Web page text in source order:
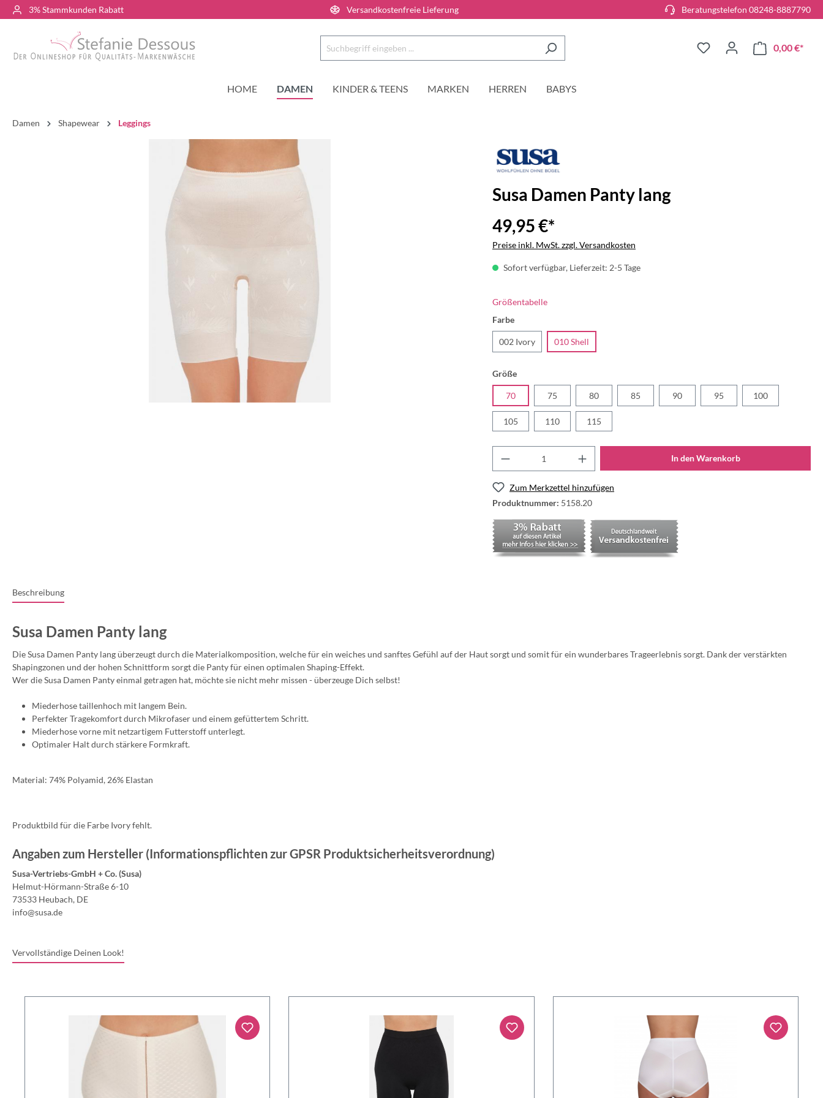
3% Stammkunden Rabatt Versandkostenfreie Lieferung Beratungstelefon 08248-8887790
0,00 €*
HOME DAMEN KINDER & TEENS MARKEN HERREN BABYS
Damen Shapewear Leggings
Susa Damen Panty lang
49,95 €*
Preise inkl. MwSt. zzgl. Versandkosten
Sofort verfügbar, Lieferzeit: 2-5 Tage
Größentabelle
Farbe
002 Ivory 010 Shell
Größe
70 75 80 85 90 95 100
105 110 115
In den Warenkorb
Zum Merkzettel hinzufügen
Produktnummer: 5158.20
Beschreibung
Susa Damen Panty lang
Die Susa Damen Panty lang überzeugt durch die Materialkomposition, welche für ein weiches und sanftes Gefühl auf der Haut sorgt und somit für ein wunderbares Trageerlebnis sorgt. Dank der verstärkten
Shapingzonen und der hohen Schnittform sorgt die Panty für einen optimalen Shaping-Effekt.
Wer die Susa Damen Panty einmal getragen hat, möchte sie nicht mehr missen - überzeuge Dich selbst!
Miederhose taillenhoch mit langem Bein.
Perfekter Tragekomfort durch Mikrofaser und einem gefüttertem Schritt.
Miederhose vorne mit netzartigem Futterstoff unterlegt.
Optimaler Halt durch stärkere Formkraft.
Material: 74% Polyamid, 26% Elastan
Produktbild für die Farbe Ivory fehlt.
Angaben zum Hersteller (Informationspflichten zur GPSR Produktsicherheitsverordnung)
Susa-Vertriebs-GmbH + Co. (Susa)
Helmut-Hörmann-Straße 6-10
73533 Heubach, DE
info@susa.de
Vervollständige Deinen Look!